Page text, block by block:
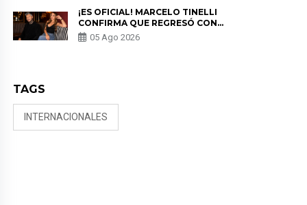
¡ES OFICIAL! MARCELO TINELLI
CONFIRMA QUE REGRESÓ CON
MILETT FIGUEROA: “EL AMOR
PUDO MÁS”
05 Ago 2026
TAGS
INTERNACIONALES